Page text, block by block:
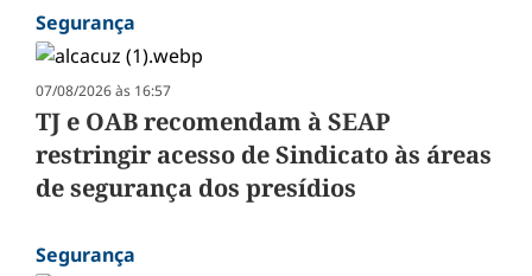
Segurança
07/08/2026 às 16:57
TJ e OAB recomendam à SEAP
restringir acesso de Sindicato às áreas
de segurança dos presídios
Segurança